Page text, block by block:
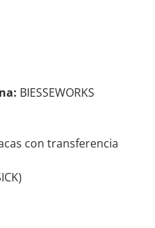
BIESSEWORKS
con transferencia